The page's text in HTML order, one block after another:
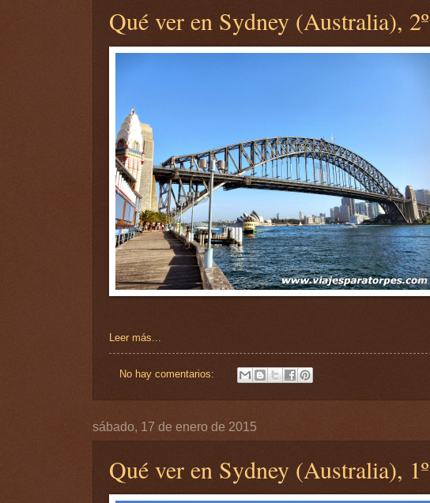
Qué ver en Sydney (Australia),
Leer más...
No hay comentarios:
sábado, 17 de enero de 2015
Qué ver en Sydney (Australia),